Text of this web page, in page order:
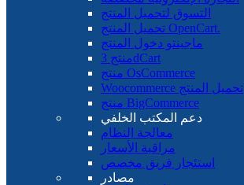
التسوق لتحميل المنتج
تحميل المنتج OpenCart.
ماجينتو دخول المنتج
منتج 3dCart
منتج OsCommerce
Woocommerce تحميل المنتج
منتج BigCommerce
دعم المكتب الخلفي
معالجة النظام
مراقبة الأسعار
استئجار فريق مخصص
مصادر